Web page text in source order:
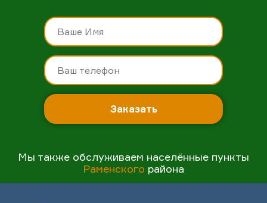
Заказать
Мы также обслуживаем населённые пункты
Раменского района